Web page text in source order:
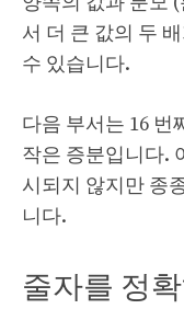
서 더 큰 값의 두
수 있습니다.
다음 부서는 16 번
작은 증분입니다.
시되지 않지만 종
니다.
줄자를 정